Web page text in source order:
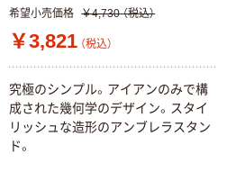
希望小売価格 ￥4,730 （税込）
￥3,821 （税込）
究極のシンプル。アイアンのみで構
成された幾何学のデザイン。スタイ
リッシュな造形のアンブレラスタン
ド。
ェキ専用フィル
WW2
本気プライス